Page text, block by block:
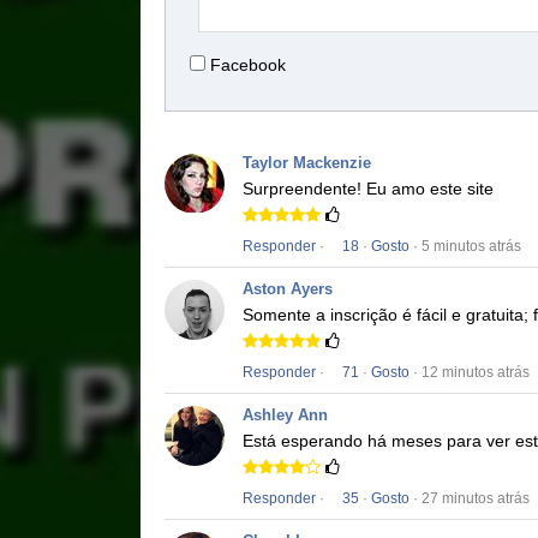
Facebook
Taylor Mackenzie
Surpreendente! Eu amo este site
Responder · 18 · Gosto · 5 minutos atrás
Aston Ayers
Somente a inscrição é fácil e
Responder · 71 · Gosto · 12 minutos atrás
Ashley Ann
Está esperando há meses para ver
Responder · 35 · Gosto · 27 minutos atrás